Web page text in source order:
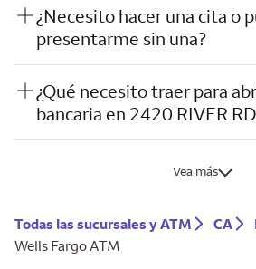
¿Necesito hacer una cita o
presentarme sin una?
¿Qué necesito traer para
bancaria en 2420 RIVER
Vea más
Todas las sucursales y ATM CA
Wells Fargo ATM